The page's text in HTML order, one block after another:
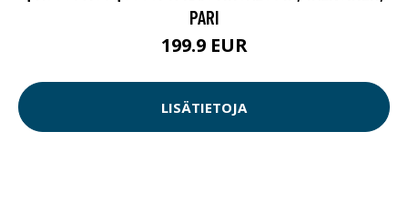
PARI
199.9 EUR
LISÄTIETOJA